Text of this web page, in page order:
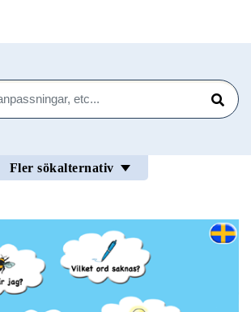
Sök
Fler sökalternativ